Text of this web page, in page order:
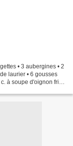
• 3 aubergines • 2
laurier • 6 gousses
à soupe d'oignon frit •